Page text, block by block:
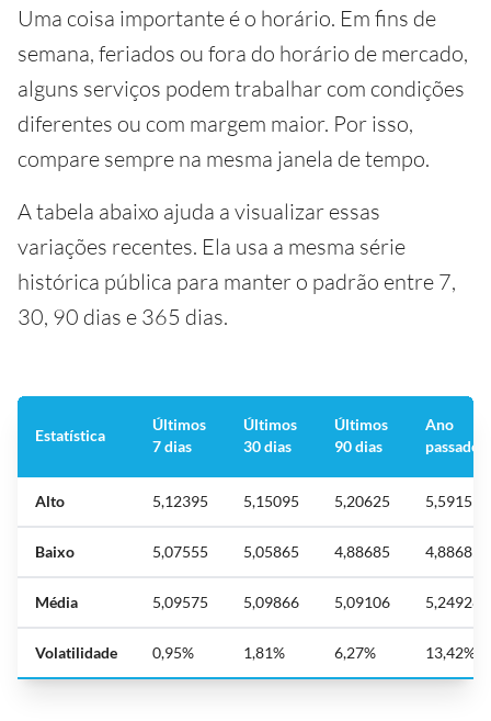
Uma coisa importante é o horário. Em fins de
semana, feriados ou fora do horário de mercado,
alguns serviços podem trabalhar com condições
diferentes ou com margem maior. Por isso,
compare sempre na mesma janela de tempo.
A tabela abaixo ajuda a visualizar essas
variações recentes. Ela usa a mesma série
histórica pública para manter o padrão entre 7,
30, 90 dias e 365 dias.
Estatística
Últimos
7 dias
Últimos
30 dias
Últimos
90 dias
Ano
passado
Alto 5,12395 5,15095 5,20625 5,5915
Baixo 5,07555 5,05865 4,88685 4,88685
Média 5,09575 5,09866 5,09106 5,24928
Volatilidade 0,95% 1,81% 6,27% 13,42%